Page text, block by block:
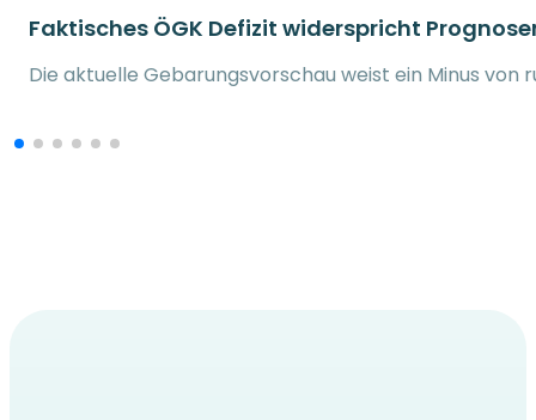
Faktisches ÖGK Defizit widerspricht
Die aktuelle Gebarungsvorschau weist ein Minus von